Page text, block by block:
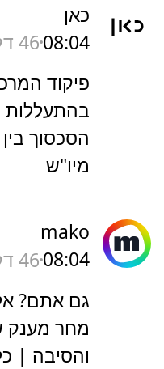
כאן
08:0446 דקות
פיקוד
בהתעללות
הסכסוך
מיו"ש
mako
08:0446 דקות
גם אתם?
והסיבה |